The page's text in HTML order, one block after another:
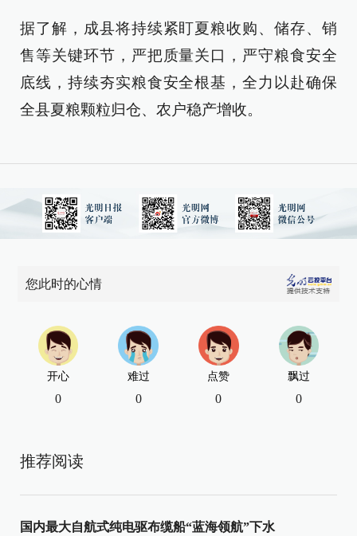
据了解，成县将持续紧盯夏粮收购、储存、销
售等关键环节，严把质量关口，严守粮食安全
底线，持续夯实粮食安全根基，全力以赴确保
全县夏粮颗粒归仓、农户稳产增收。
您此时的心情
开心
0
难过
0
点赞
0
飘过
0
推荐阅读
国内最大自航式纯电驱布缆船“蓝海领航”下水